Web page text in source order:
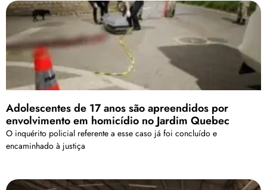
Adolescentes de 17 anos são apreendidos por
envolvimento em homicídio no Jardim Quebec
O inquérito policial referente a esse caso já foi concluído e
encaminhado à justiça